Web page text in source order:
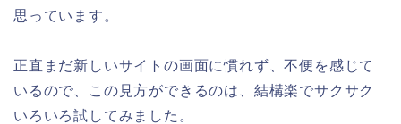
思っています。
正直まだ新しいサイトの画面に慣れず、不便を感じて
いるので、この見方ができるのは、結構楽でサクサク
いろいろ試してみました。